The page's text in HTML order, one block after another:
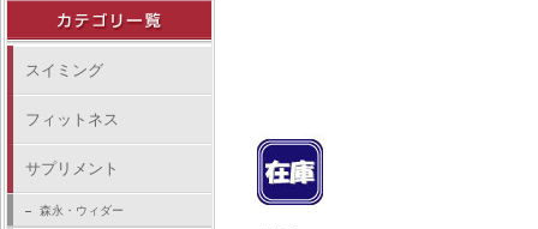
スイミング
フィットネス
サプリメント
森永・ウィダー